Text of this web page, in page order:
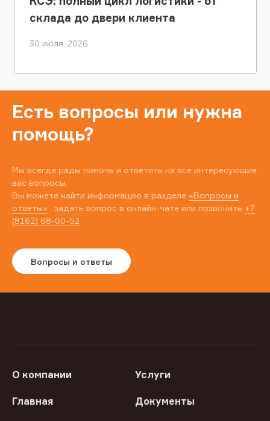
склада до двери клиента
30 июля, 2026
Есть вопросы или нужна
помощь?
Мы всегда рады помочь и ответить на все интересующие
вас вопросы.
Вы можете найти информацию в разделе «Вопросы и
ответы» , задать вопрос в онлайн-чате или позвонить +7
(8162) 68-00-52
Вопросы и ответы
О компании Услуги
Главная Документы